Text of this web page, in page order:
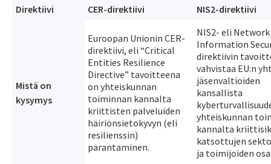
Direktiivi CER-direktiivi NIS2-direktiivi
Mistä on
kysymys
Euroopan Unionin CER-
direktiivi, eli “Critical
Entities Resilience
Directive” tavoitteena
on yhteiskunnan
toiminnan kannalta
kriittisten palveluiden
häiriönsietokyvyn (eli
resilienssin)
parantaminen.
NIS2- eli
Information
direktiivin
vahvistaa EU:n
jäsenvaltioiden
kansallista
yhteiskunnan
kannalta
katsottujen
ja toimijoiden